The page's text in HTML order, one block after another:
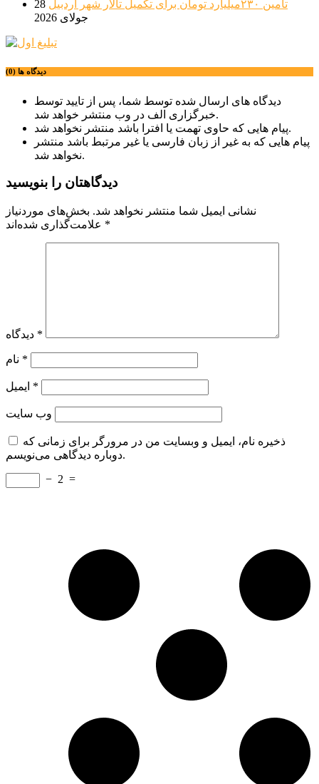
تامین ۲۳۰میلیارد تومان برای تکمیل تالار شهر اردبیل
28
جولای 2026
دیدگاه ها (0)
دیدگاه های ارسال شده توسط شما، پس از تایید توسط
خبرگزاری الف در وب منتشر خواهد شد.
پیام هایی که حاوی تهمت یا افترا باشد منتشر نخواهد شد.
پیام هایی که به غیر از زبان فارسی یا غیر مرتبط باشد منتشر
نخواهد شد.
دیدگاهتان را بنویسید
نشانی ایمیل شما منتشر نخواهد شد. بخش‌های موردنیاز
*
*
*
*
وب‌ سایت
ذخیره نام، ایمیل و وبسایت من در مرورگر برای زمانی که
دوباره دیدگاهی می‌نویسم.
− 2 =